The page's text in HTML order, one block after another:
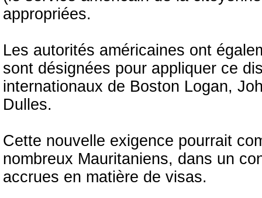
appropriées.
Les autorités américaines ont
sont désignées pour appliquer ce
internationaux de Boston Logan,
Dulles.
Cette nouvelle exigence pourrait
nombreux Mauritaniens, dans un
accrues en matière de visas.